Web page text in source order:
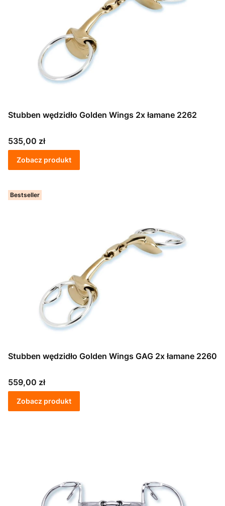
Stubben wędzidło Golden Wings 2x łamane 2262
Cena
535,00 zł
Zobacz produkt
Bestseller
Stubben wędzidło Golden Wings GAG 2x łamane 2260
Cena
559,00 zł
Zobacz produkt